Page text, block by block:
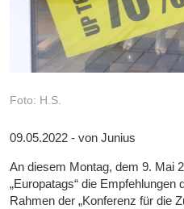
Foto: H.S.
09.05.2022 - von Junius
An diesem Montag, dem 9. Mai
„Europatags“ die
Rahmen der „Konferenz für die